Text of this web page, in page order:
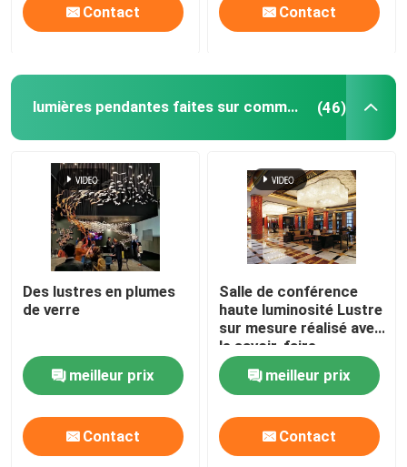
À la maison
Produits
À propos de nous
Visite de l'usine
Nous contacter
Le blog
Contact Contact
lumières pendantes faites sur commande (46)
Des lustres en plumes
de verre
meilleur prix
Contact
Salle de conférence
haute luminosité Lustre
sur mesure réalisé avec
le savoir-faire
européen
meilleur prix
Contact